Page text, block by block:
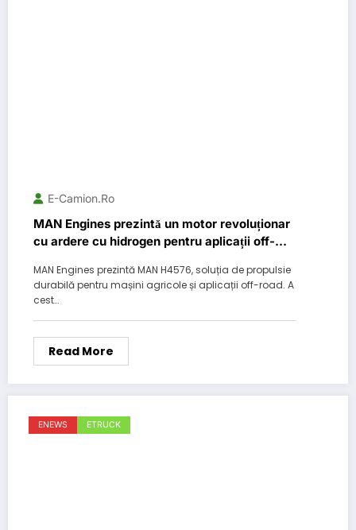
E-Camion.ro
MAN Engines prezintă un motor revoluționar
cu ardere cu hidrogen pentru aplicații off-
MAN Engines prezintă MAN H4576, soluția de propulsie
durabilă pentru mașini agricole și aplicații off-road. A
cest…
Read More
ENEWS ETRUCK